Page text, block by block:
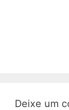
Deixe um